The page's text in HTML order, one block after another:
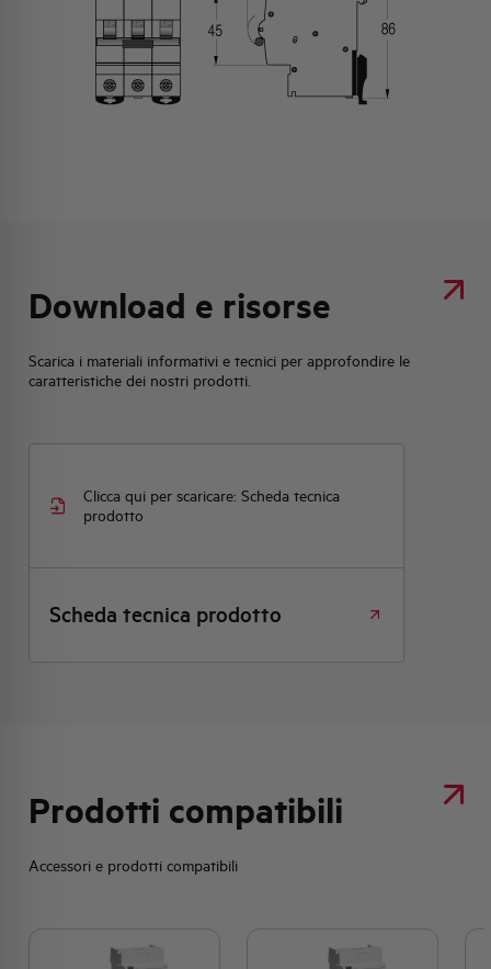
Download e risorse
Scarica i materiali informativi e tecnici per approfondire le
caratteristiche dei nostri prodotti.
Clicca qui per scaricare: Scheda tecnica
prodotto
Scheda tecnica prodotto
Prodotti compatibili
Accessori e prodotti compatibili